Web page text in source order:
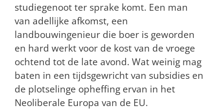
studiegenoot ter sprake komt. Een man
van adellijke afkomst, een
landbouwingenieur die boer is geworden
en hard werkt voor de kost van de vroege
ochtend tot de late avond. Wat weinig mag
baten in een tijdsgewricht van subsidies en
de plotselinge opheffing ervan in het
Neoliberale Europa van de EU.